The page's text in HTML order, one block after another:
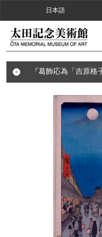
日本語
『葛飾応為「吉原格